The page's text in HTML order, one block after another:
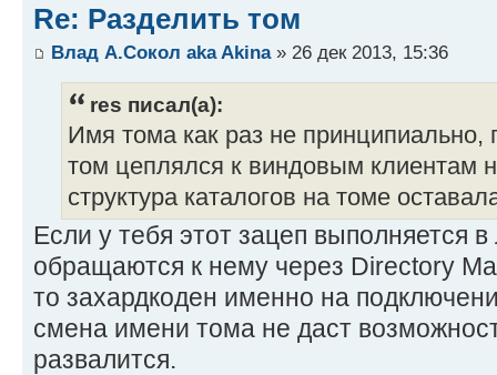
Re: Разделить том
Влад А.Сокол aka Akina» 26 дек 2013, 15:36
res писал(а):
Имя тома как раз не принципиально,
том цеплялся к виндовым клиентам
структура каталогов на томе
Если у тебя этот зацеп выполняется
обращаются к нему через Directory
то захардкоден именно на
смена имени тома не даст
развалится.